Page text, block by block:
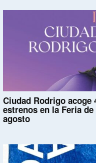
Ciudad Rodrigo acoge
estrenos en la Feria
agosto